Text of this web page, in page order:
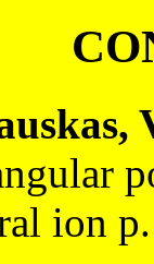
ion